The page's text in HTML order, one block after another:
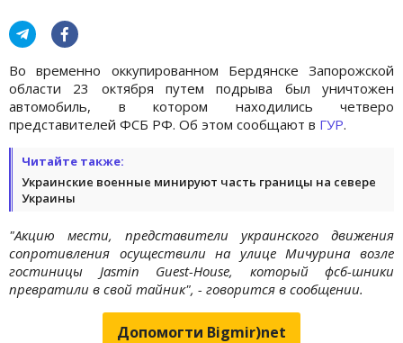
Во временно оккупированном Бердянске Запорожской
области 23 октября путем подрыва был уничтожен
автомобиль, в котором находились четверо
представителей ФСБ РФ. Об этом сообщают в ГУР.
Читайте также:
Украинские военные минируют часть границы на севере
Украины
"Акцию мести, представители украинского движения
сопротивления осуществили на улице Мичурина возле
гостиницы Jasmin Guest-House, который фсб-шники
превратили в свой тайник", - говорится в сообщении.
Допомогти Bigmir)net